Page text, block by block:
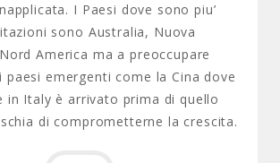
I Paesi dove sono piu’
sono Australia, Nuova
America ma a preoccupare
paesi emergenti come la Cina dove
in Italy è arrivato prima di quello
di comprometterne la crescita.